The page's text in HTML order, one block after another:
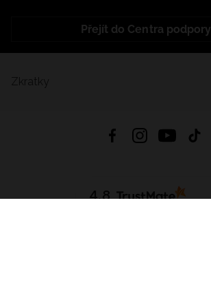
Přejít do Centra podpory
4.8